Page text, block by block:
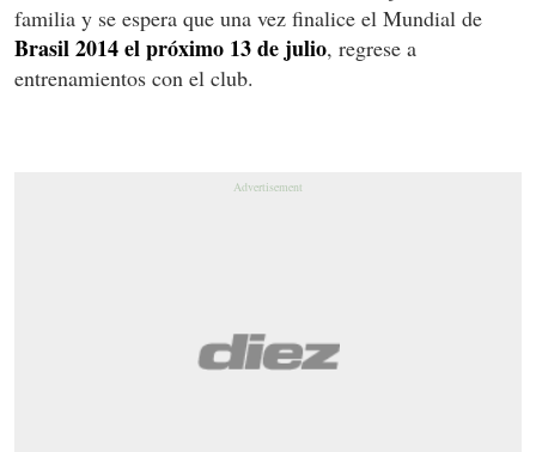
familia y se espera que una vez finalice el Mundial de
Brasil 2014 el próximo 13 de julio, regrese a
entrenamientos con el club.